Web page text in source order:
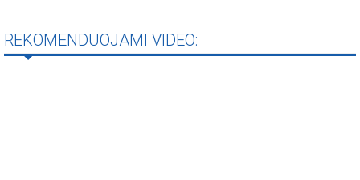
REKOMENDUOJAMI VIDEO: